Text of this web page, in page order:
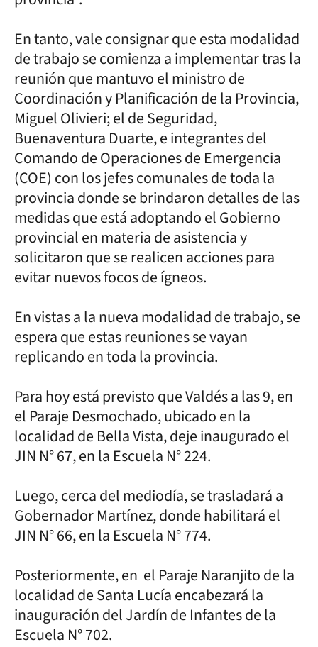
En tanto, vale consignar que esta modalidad
de trabajo se comienza a implementar tras la
reunión que mantuvo el ministro de
Coordinación y Planificación de la Provincia,
Miguel Olivieri; el de Seguridad,
Buenaventura Duarte, e integrantes del
Comando de Operaciones de Emergencia
(COE) con los jefes comunales de toda la
provincia donde se brindaron detalles de las
medidas que está adoptando el Gobierno
provincial en materia de asistencia y
solicitaron que se realicen acciones para
evitar nuevos focos de ígneos.
En vistas a la nueva modalidad de trabajo, se
espera que estas reuniones se vayan
replicando en toda la provincia.
Para hoy está previsto que Valdés a las 9, en
el Paraje Desmochado, ubicado en la
localidad de Bella Vista, deje inaugurado el
JIN N° 67, en la Escuela N° 224.
Luego, cerca del mediodía, se trasladará a
Gobernador Martínez, donde habilitará el
JIN N° 66, en la Escuela N° 774.
Posteriormente, en el Paraje Naranjito de la
localidad de Santa Lucía encabezará la
inauguración del Jardín de Infantes de la
Escuela N° 702.